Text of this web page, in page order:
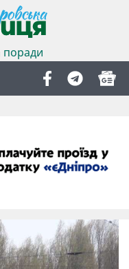
поради